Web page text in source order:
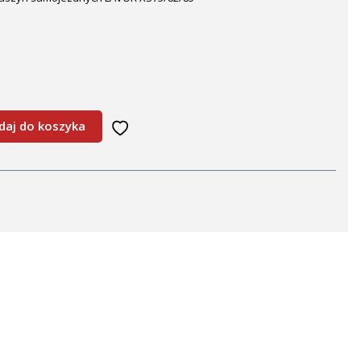
do koszyka